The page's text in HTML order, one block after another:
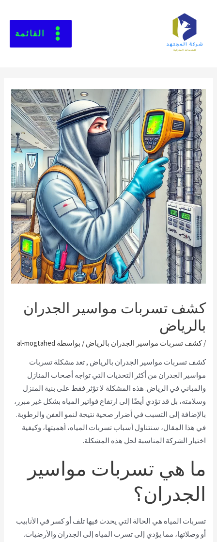
القائمة
كشف تسربات مواسير الجدران
بالرياض
/كشف تسربات مواسير الجدران بالرياض / بواسطة al-mogtahed
كشف تسربات مواسير الجدران بالرياض , تعد مشكلة تسربات
مواسير الجدران من أكثر التحديات التي تواجه أصحاب المنازل
والمباني في الرياض. هذه المشكلة لا تؤثر فقط على بنية المنزل
وسلامته، بل قد تؤدي أيضًا إلى ارتفاع فواتير المياه بشكل غير مبرر،
بالإضافة إلى التسبب في أضرار صحية نتيجة لنمو العفن والرطوبة.
في هذا المقال، سنتناول أسباب تسربات المياه، أهميتها، وكيفية
اختيار الشركة المناسبة لحل هذه المشكلة.
ما هي تسربات مواسير
الجدران؟
تسربات المياه هي الحالة التي يحدث فيها تلف أو كسر في الأنابيب
أو وصلاتها، مما يؤدي إلى تسرب المياه إلى الجدران والأرضيات.